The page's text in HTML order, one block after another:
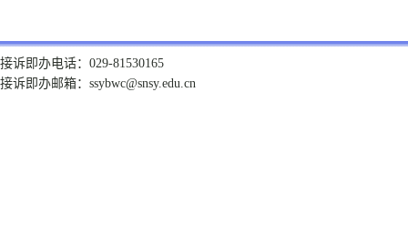
接诉即办电话：029-81530165
接诉即办邮箱：ssybwc@snsy.edu.cn